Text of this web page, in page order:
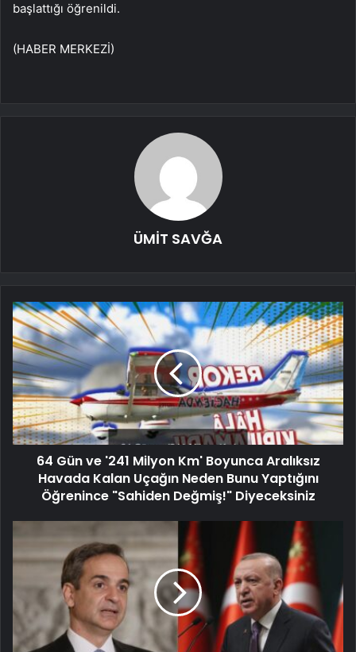
başlattığı öğrenildi.
(HABER MERKEZİ)
ÜMİT SAVĞA
64 Gün ve '241 Milyon Km' Boyunca Aralıksız
Havada Kalan Uçağın Neden Bunu Yaptığını
Öğrenince "Sahiden Değmiş!" Diyeceksiniz